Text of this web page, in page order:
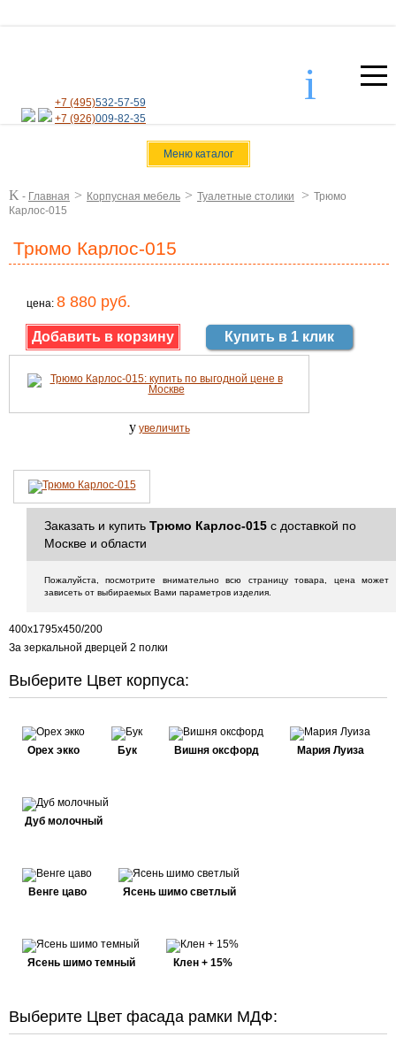
+7 (495)532-57-59
+7 (926)009-82-35
i
Меню каталог
K - Главная > Корпусная мебель > Туалетные столики > Трюмо
Карлос-015
Трюмо Карлос-015
цена: 8 880 руб.
Купить в 1 клик
y увеличить
Заказать и купить Трюмо Карлос-015 с доставкой по
Москве и области
Пожалуйста, посмотрите внимательно всю страницу товара, цена может
зависеть от выбираемых Вами параметров изделия.
400х1795х450/200
За зеркальной дверцей 2 полки
Выберите Цвет корпуса:
Орех экко Бук Вишня оксфорд Мария Луиза
Дуб молочный
Венге цаво Ясень шимо светлый
Ясень шимо темный Клен + 15%
Выберите Цвет фасада рамки МДФ: